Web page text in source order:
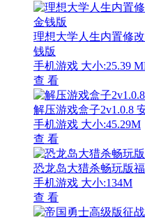
理想大学人生内置修
钱版
手机游戏 大小:25.39
查 看
解压游戏盒子2v1.0.8
手机游戏 大小:45.29M
查 看
恐龙岛大猎杀畅玩版
手机游戏 大小:134M
查 看